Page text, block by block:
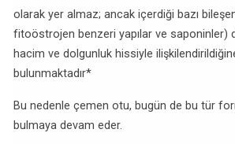
olarak yer almaz; ancak içerdiği bazı
fitoöstrojen benzeri yapılar ve saponinler)
hacim ve dolgunluk hissiyle
bulunmaktadır*
Bu nedenle çemen otu, bugün de bu tür
bulmaya devam eder.